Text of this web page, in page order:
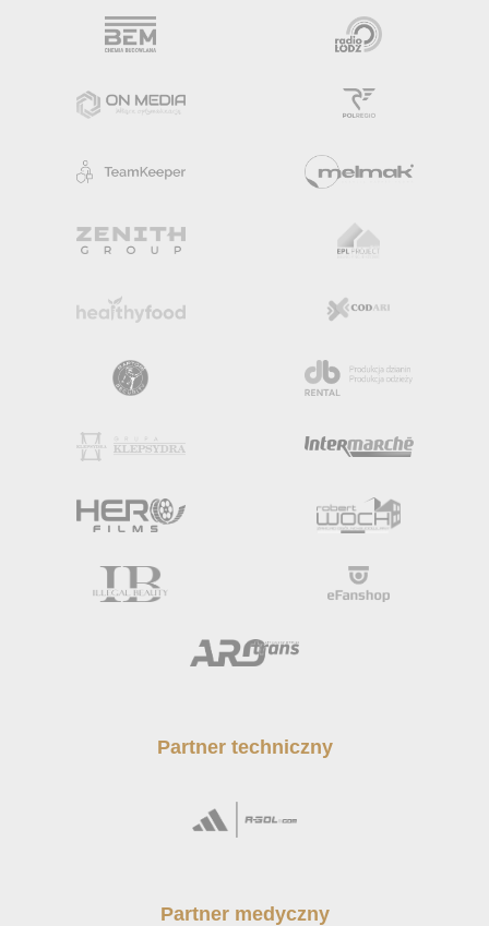
Partner techniczny
Partner medyczny